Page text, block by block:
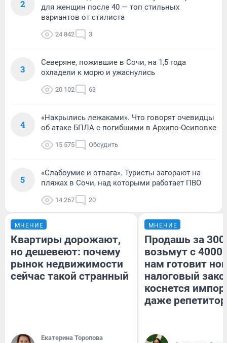
2
для женщин после 40 — топ стильных
вариантов от стилиста
24 842 3
3
Северяне, пожившие в Сочи, на 1,5 года
охладели к морю и ужаснулись
20 102 63
4
«Накрылись лежаками». Что говорят очевидцы
об атаке БПЛА с погибшими в Архипо-Осиповке
15 575 Обсудить
5
«Слабоумие и отвага». Туристы загорают на
пляжах в Сочи, над которыми работает ПВО
14 267 20
МНЕНИЕ
Квартиры дорожают,
но дешевеют: почему
рынок недвижимости
сейчас такой странный
Екатерина Торопова
МНЕНИЕ
Продашь за
возьмут с
нам готовит
налоговый
коснется
даже